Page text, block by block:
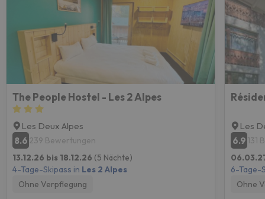
The People Hostel - Les 2 Alpes
Les Deux Alpes
8.6 239 Bewertungen
13.12.26 bis 18.12.26 (5 Nächte)
4-Tage-Skipass in Les 2 Alpes
Ohne Verpflegung
Les
6.9 131
6-Tage-
Ohne